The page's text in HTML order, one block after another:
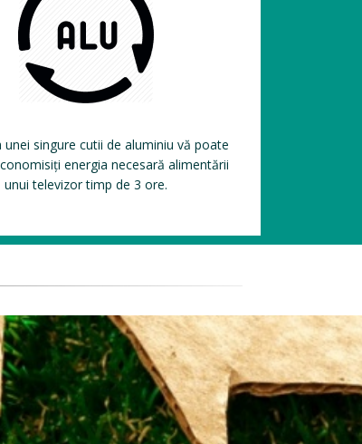
unei singure cutii de aluminiu vă poate
energia necesară alimentării
unui televizor timp de 3 ore.